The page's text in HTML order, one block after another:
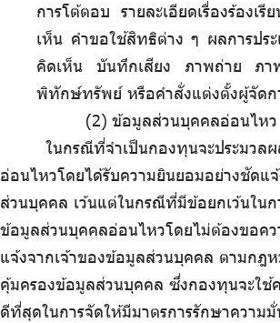
การโต้ตอบ รายละเอียดเรื่องร้องเ
เห็น คำขอใช้สิทธิต่าง ๆ ผลการประ
คิดเห็น บันทึกเสียง ภาพถ่าย ภา
พิทักษ์ทรัพย์ หรือคำสั่งแต่งตั้งผู้จัดก
.ข้อมูลส่วนบุคคลอ่อนไหว
ในกรณีที่จำเป็นกองทุนจะประมวล
อ่อนไหวโดยได้รับความยินยอมอย่างชัดแ
ส่วนบุคคล เว้นแต่ในกรณีที่มีข้อยกเว้นในก
ข้อมูลส่วนบุคคลอ่อนไหวโดยไม่ต้องขอค
แจ้งจากเจ้าของข้อมูลส่วนบุคคล ตามกฎห
คุ้มครองข้อมูลส่วนบุคคล ซึ่งกองทุนจะใช้
ดีที่สุดในการจัดให้มีมาตรการรักษาความ